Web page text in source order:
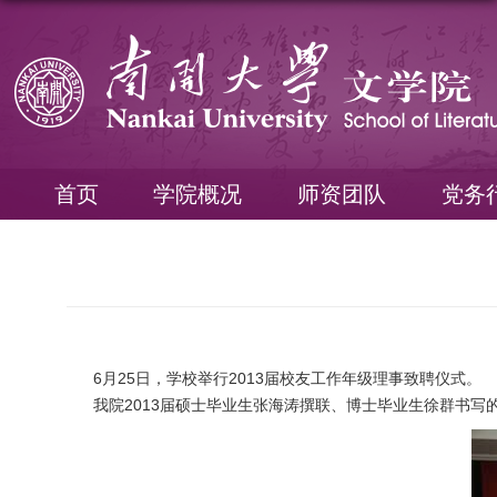
首页 学院概况 师资团队 党务
6月25日，学校举行2013届校友工作年级理事致聘仪式。
我院2013届硕士毕业生张海涛撰联、博士毕业生徐群书写